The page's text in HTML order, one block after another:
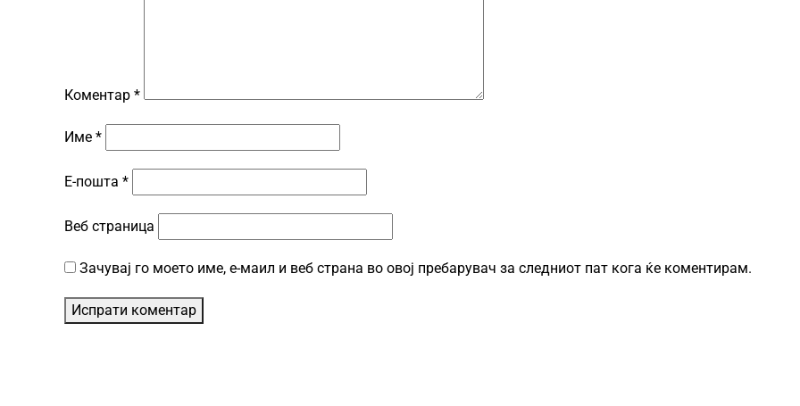
Коментар *
Име *
Е-пошта *
Веб страница
Зачувај го моето име, е-маил и веб страна во овој пребарувач за следниот пат кога ќе коментирам.